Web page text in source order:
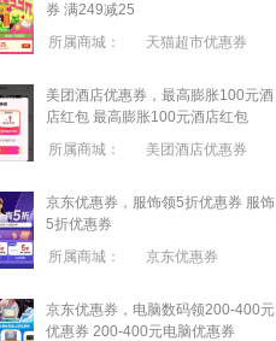
券 满249减25
所属商城：
天猫超市优惠券
美团酒店优惠券，最高膨胀100元酒
店红包 最高膨胀100元酒店红包
所属商城：
美团酒店优惠券
京东优惠券，服饰领5折优惠券 服饰
5折优惠券
所属商城：
京东优惠券
京东优惠券，电脑数码领200-400元
优惠券 200-400元电脑优惠券